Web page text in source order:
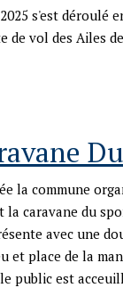
s'est déroulé
de vol des Ailes
la commune
la caravane du
avec une
et place de la
public est